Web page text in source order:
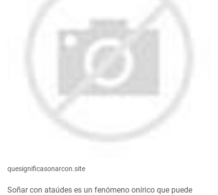
quesignificasonarcon.site
Soñar con ataúdes es un fenómeno onírico que puede